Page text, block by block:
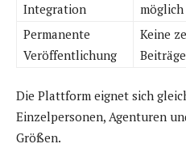
Integration
möglich
Permanente
Veröffentlichung
Keine
Beiträge
Die Plattform eignet sich
Einzelpersonen, Agenturen
Größen.